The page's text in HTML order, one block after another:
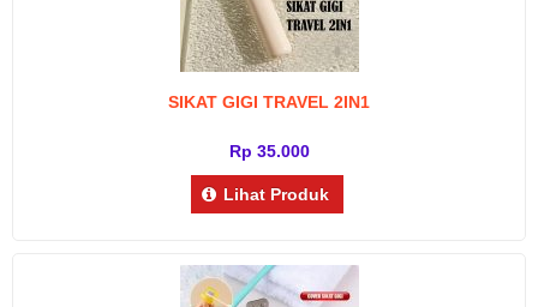
SIKAT GIGI TRAVEL 2IN1
Rp 35.000
Lihat Produk